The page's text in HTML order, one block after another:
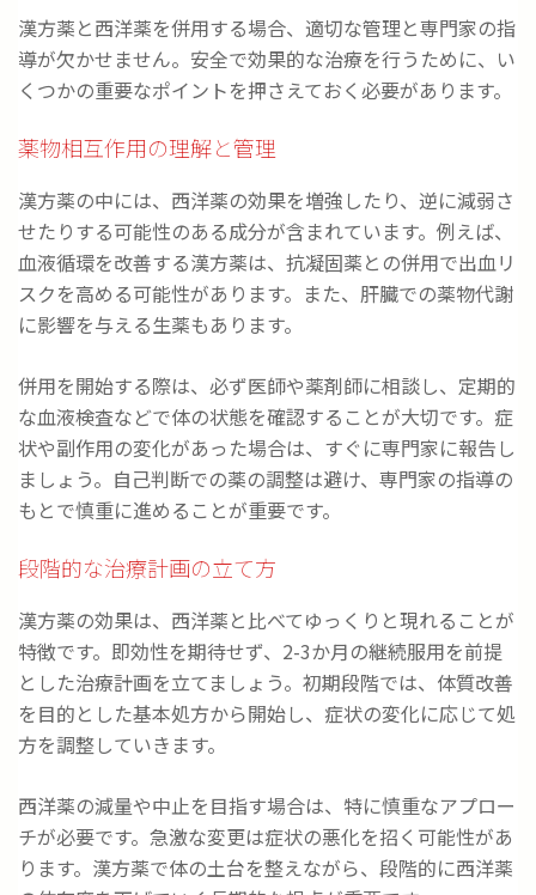
漢方薬と西洋薬を併用する場合、適切な管理と専門家の指
導が欠かせません。安全で効果的な治療を行うために、い
くつかの重要なポイントを押さえておく必要があります。
薬物相互作用の理解と管理
漢方薬の中には、西洋薬の効果を増強したり、逆に減弱さ
せたりする可能性のある成分が含まれています。例えば、
血液循環を改善する漢方薬は、抗凝固薬との併用で出血リ
スクを高める可能性があります。また、肝臓での薬物代謝
に影響を与える生薬もあります。
併用を開始する際は、必ず医師や薬剤師に相談し、定期的
な血液検査などで体の状態を確認することが大切です。症
状や副作用の変化があった場合は、すぐに専門家に報告し
ましょう。自己判断での薬の調整は避け、専門家の指導の
もとで慎重に進めることが重要です。
段階的な治療計画の立て方
漢方薬の効果は、西洋薬と比べてゆっくりと現れることが
特徴です。即効性を期待せず、2-3か月の継続服用を前提
とした治療計画を立てましょう。初期段階では、体質改善
を目的とした基本処方から開始し、症状の変化に応じて処
方を調整していきます。
西洋薬の減量や中止を目指す場合は、特に慎重なアプロー
チが必要です。急激な変更は症状の悪化を招く可能性があ
ります。漢方薬で体の土台を整えながら、段階的に西洋薬